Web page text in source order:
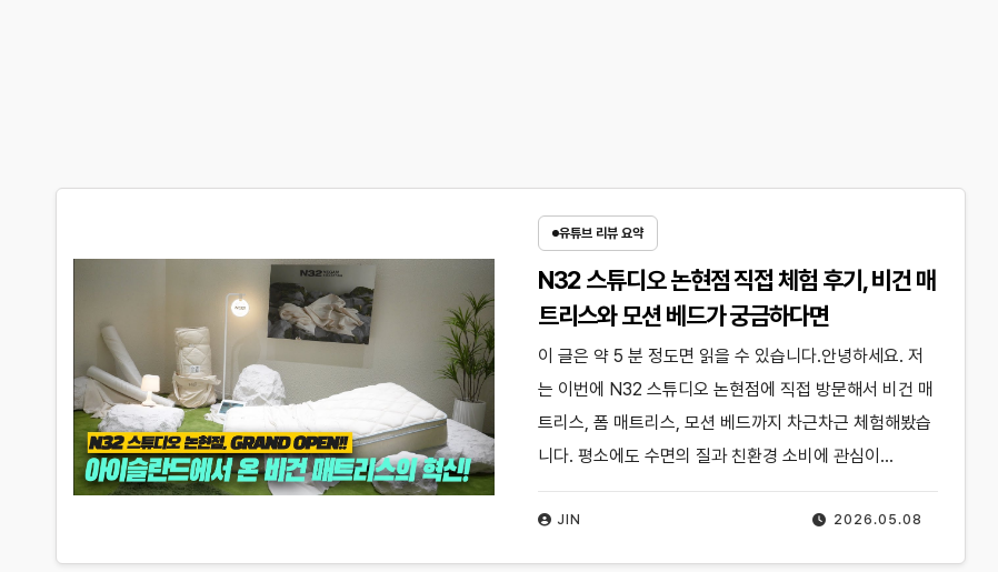
유튜브 리뷰 요약
N32 스튜디오 논현점 직접 체험 후기, 비건 매
트리스와 모션 베드가 궁금하다면
2026.05.08
JIN
이 글은 약 5 분 정도면 읽을 수 있습니다.안녕하세요. 저
는 이번에 N32 스튜디오 논현점에 직접 방문해서 비건 매
트리스, 폼 매트리스, 모션 베드까지 차근차근 체험해봤습
니다. 평소에도 수면의 질과 친환경 소비에 관심이…